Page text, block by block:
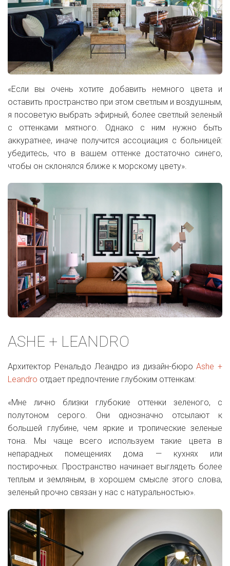
«Если вы очень хотите добавить немного цвета и
оставить пространство при этом светлым и воздушным,
я посоветую выбрать эфирный, более светлый зеленый
с оттенками мятного. Однако с ним нужно быть
аккуратнее, иначе получится ассоциация с больницей:
убедитесь, что в вашем оттенке достаточно синего,
чтобы он склонялся ближе к морскому цвету».
ASHE + LEANDRO
Архитектор Ренальдо Леандро из дизайн-бюроAshe +
Leandro отдает предпочтение глубоким оттенкам:
«Мне лично близки глубокие оттенки зеленого, с
полутоном серого. Они однозначно отсылают к
большей глубине, чем яркие и тропические зеленые
тона. Мы чаще всего используем такие цвета в
непарадных помещениях дома — кухнях или
постирочных. Пространство начинает выглядеть более
теплым и земляным, в хорошем смысле этого слова,
зеленый прочно связан у нас с натуральностью».